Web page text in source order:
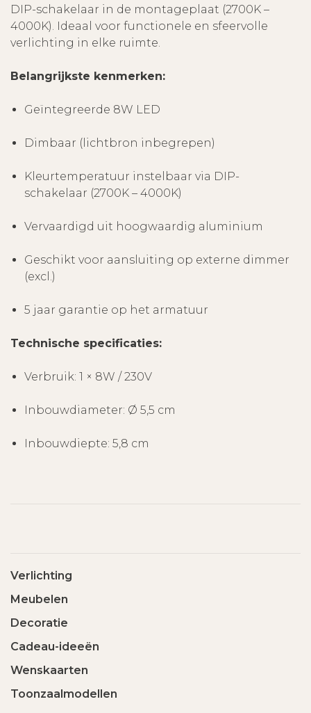
DIP-schakelaar in de montageplaat (2700K –
4000K). Ideaal voor functionele en sfeervolle
verlichting in elke ruimte.
Belangrijkste kenmerken:
Geïntegreerde 8W LED
Dimbaar (lichtbron inbegrepen)
Kleurtemperatuur instelbaar via DIP-
schakelaar (2700K – 4000K)
Vervaardigd uit hoogwaardig aluminium
Geschikt voor aansluiting op externe dimmer
(excl.)
5 jaar garantie op het armatuur
Technische specificaties:
Verbruik: 1 × 8W / 230V
Inbouwdiameter: Ø 5,5 cm
Inbouwdiepte: 5,8 cm
Verlichting
Meubelen
Decoratie
Cadeau-ideeën
Wenskaarten
Toonzaalmodellen